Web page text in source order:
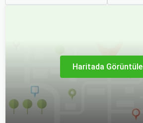
Haritada Görüntüle